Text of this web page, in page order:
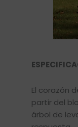
El corazón
partir del
árbol de